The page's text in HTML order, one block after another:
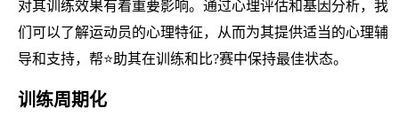
对其训练效果有着重要影响。通过心理评估和基因分析，我
们可以了解运动员的心理特征，从而为其提供适当的心理辅
导和支持，帮⭐助其在训练和比?赛中保持最佳状态。
训练周期化